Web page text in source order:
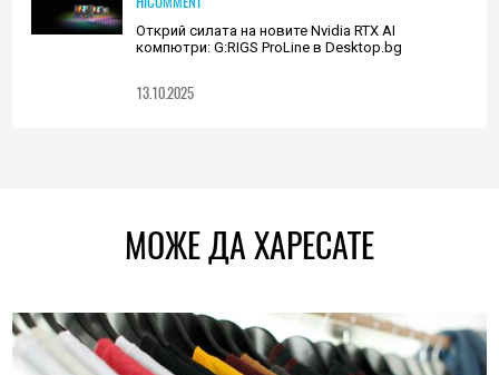
Открий силата на новите Nvidia RTX AI
компютри: G:RIGS ProLine в Desktop.bg
13.10.2025
МОЖЕ ДА ХАРЕСАТЕ